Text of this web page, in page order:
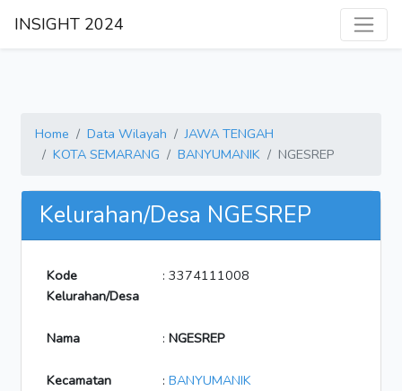
INSIGHT 2024
Home Data Wilayah
JAWA TENGAH
KOTA SEMARANG
BANYUMANIK NGESREP
Kelurahan/Desa NGESREP
Kode
Kelurahan/Desa
: 3374111008
Nama : NGESREP
Kecamatan : BANYUMANIK